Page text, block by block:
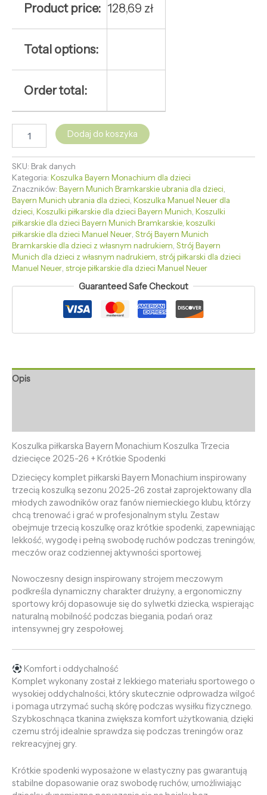
Product price: 128,69 zł
Total options:
Order total:
Dodaj do koszyka
SKU: Brak danych
Kategoria: Koszulka Bayern Monachium dla dzieci
Znaczników: Bayern Munich Bramkarskie ubrania dla dzieci
Bayern Munich ubrania dla dzieci Koszulka Manuel Neuer dla
dzieci Koszulki piłkarskie dla dzieci Bayern Munich Koszulki
piłkarskie dla dzieci Bayern Munich Bramkarskie koszulki
piłkarskie dla dzieci Manuel Neuer Strój Bayern Munich
Bramkarskie dla dzieci z własnym nadrukiem Strój Bayern
Munich dla dzieci z własnym nadrukiem strój piłkarski dla dzieci
Manuel Neuer stroje piłkarskie dla dzieci Manuel Neuer
Guaranteed Safe Checkout
Opis
Koszulka piłkarska Bayern Monachium Koszulka Trzecia
dziecięce 2025-26 + Krótkie Spodenki
Dziecięcy komplet piłkarski Bayern Monachium inspirowany
trzecią koszulką sezonu 2025-26 został zaprojektowany dla
młodych zawodników oraz fanów niemieckiego klubu, którzy
chcą trenować i grać w profesjonalnym stylu. Zestaw
obejmuje trzecią koszulkę oraz krótkie spodenki, zapewniając
lekkość, wygodę i pełną swobodę ruchów podczas treningów,
meczów oraz codziennej aktywności sportowej.
Nowoczesny design inspirowany strojem meczowym
podkreśla dynamiczny charakter drużyny, a ergonomiczny
sportowy krój dopasowuje się do sylwetki dziecka, wspierając
naturalną mobilność podczas biegania, podań oraz
intensywnej gry zespołowej.
Komfort i oddychalność
Komplet wykonany został z lekkiego materiału sportowego o
wysokiej oddychalności, który skutecznie odprowadza wilgoć
i pomaga utrzymać suchą skórę podczas wysiłku fizycznego.
Szybkoschnąca tkanina zwiększa komfort użytkowania, dzięki
czemu strój idealnie sprawdza się podczas treningów oraz
rekreacyjnej gry.
Krótkie spodenki wyposażone w elastyczny pas gwarantują
stabilne dopasowanie oraz swobodę ruchów, umożliwiając